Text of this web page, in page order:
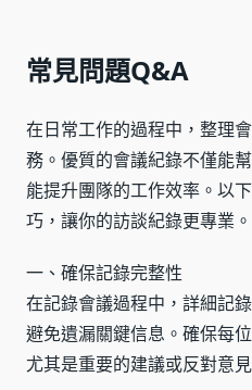
常見問題Q&A
在日常工作的過程中，整理
務。優質的會議紀錄不僅能
能提升團隊的工作效率。以
巧，讓你的訪談紀錄更專業。
一、確保記錄完整性
在記錄會議過程中，詳細記
避免遺漏關鍵信息。確保每
尤其是重要的建議或反對意見